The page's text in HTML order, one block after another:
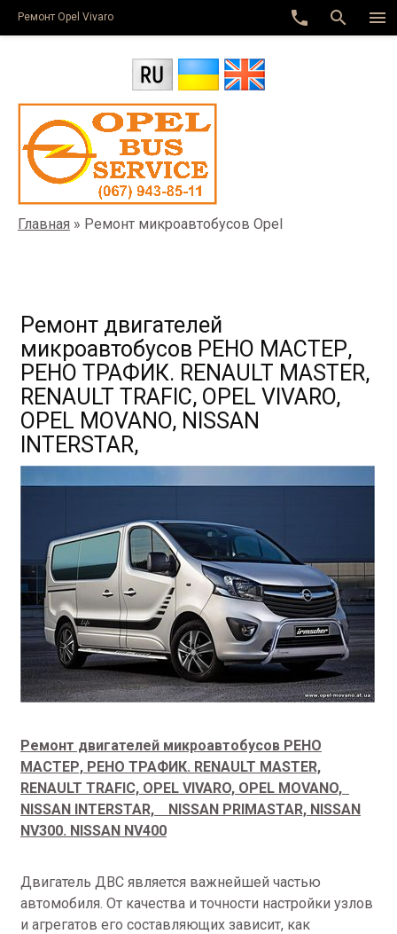
menu
search
phone
Ремонт Оpel Vivaro
Главная » Ремонт микроавтобусов Opel
Ремонт двигателей
микроавтобусов РЕНО МАСТЕР,
РЕНО ТРАФИК. RENAULT MASTER,
RENAULT TRAFIC, OPEL VIVARO,
OPEL MOVANO, NISSAN
INTERSTAR,
Ремонт двигателей микроавтобусов РЕНО
МАСТЕР, РЕНО ТРАФИК. RENAULT MASTER,
RENAULT TRAFIC, OPEL VIVARO, OPEL MOVANO,
NISSAN INTERSTAR, NISSAN PRIMASTAR, NISSAN
NV300. NISSAN NV400
Двигатель ДВС является важнейшей частью
автомобиля. От качества и точности настройки узлов
и агрегатов его составляющих зависит, как